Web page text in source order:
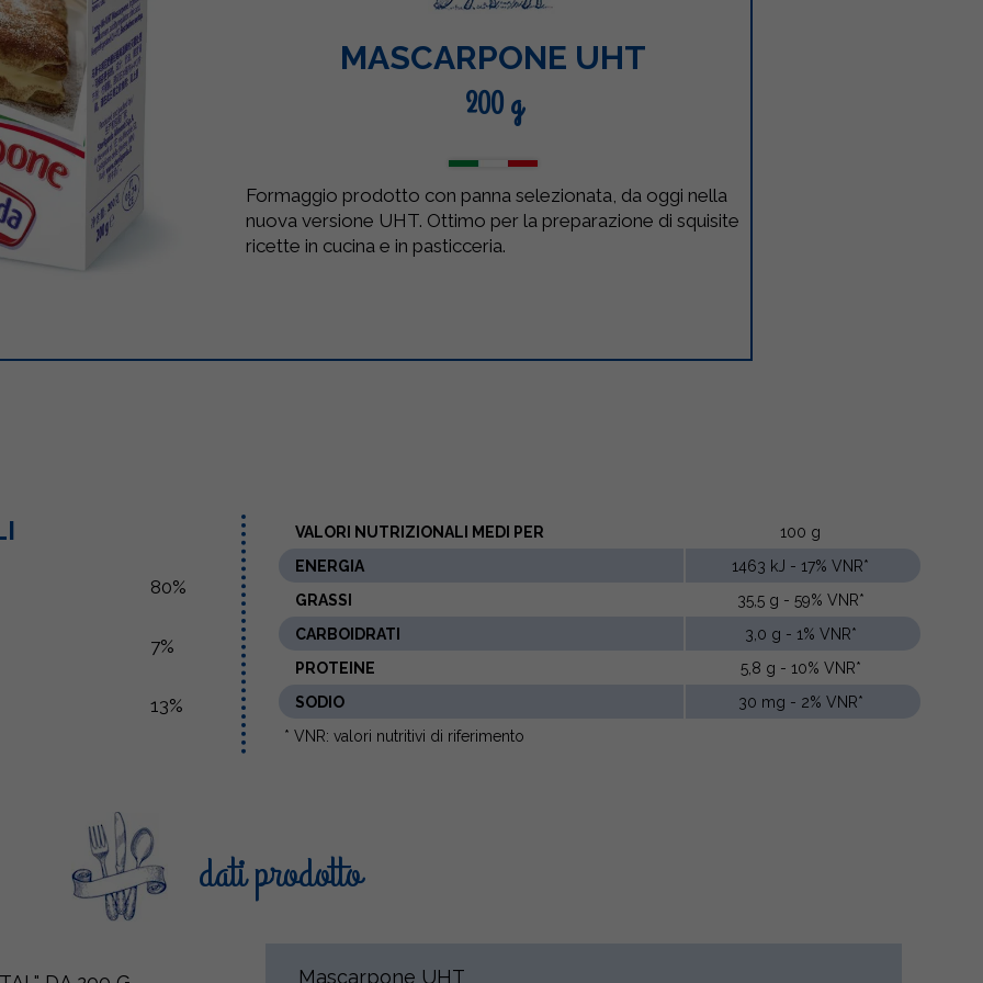
MASCARPONE UHT
200 g
Formaggio prodotto con panna selezionata, da oggi nella
nuova versione UHT. Ottimo per la preparazione di squisite
ricette in cucina e in pasticceria.
80%
7%
13%
VALORI NUTRIZIONALI MEDI PER
100 g
ENERGIA
1463 kJ - 17% VNR*
GRASSI
35,5 g - 59% VNR*
CARBOIDRATI
3,0 g - 1% VNR*
PROTEINE
5,8 g - 10% VNR*
SODIO
30 mg - 2% VNR*
* VNR: valori nutritivi di riferimento
dati prodotto
Mascarpone UHT